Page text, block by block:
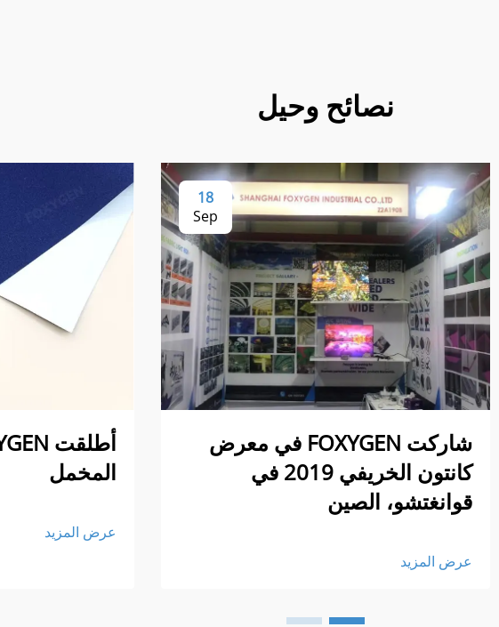
نصائح وحيل
18
Sep
شاركت FOXYGEN في معرض
كانتون الخريفي 2019 في
قوانغتشو، الصين
عرض المزيد
المخمل
عرض المزيد